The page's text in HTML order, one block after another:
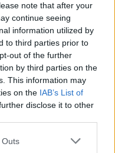
note that after your
continue seeing
information utilized by
to third parties prior to
out of the further
by third parties on the
This information may
on the IAB’s List of
disclose it to other
Outs